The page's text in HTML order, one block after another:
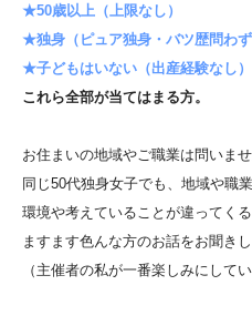
★50歳以上（上限なし）
★独身（ピュア独身・バツ歴問わず
★子どもはいない（出産経験なし）
これら全部が当てはまる方。
お住まいの地域やご職業は問いませ
同じ50代独身女子でも、地域や職
環境や考えていることが違ってく
ますます色んな方のお話をお聞き
（主催者の私が一番楽しみにして